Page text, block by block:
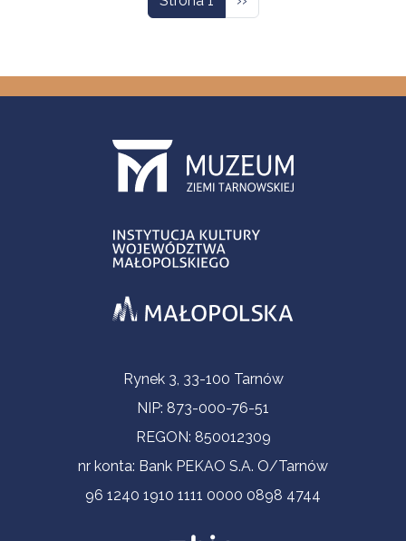
Informacje kontaktoweRynek 3, 33-100 Tarnów
NIP: 873-000-76-51
REGON: 850012309
nr konta: Bank PEKAO S.A. O/Tarnów
96 1240 1910 1111 0000 0898 4744